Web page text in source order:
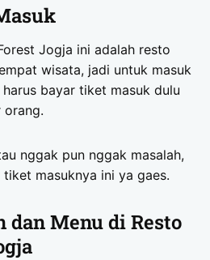
Jogja ini adalah resto
wisata, jadi untuk masuk
bayar tiket masuk dulu
orang.
nggak pun nggak masalah,
masuknya ini ya gaes.
dan Menu di Resto